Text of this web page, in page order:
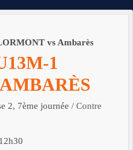
vs Ambarès
1
2, 7ème journée / Contre